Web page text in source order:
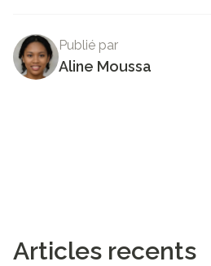
Publié par
Aline Moussa
Articles recents